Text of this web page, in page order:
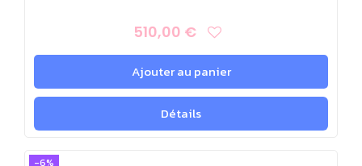
510,00 €
Ajouter au panier
Détails
-6%